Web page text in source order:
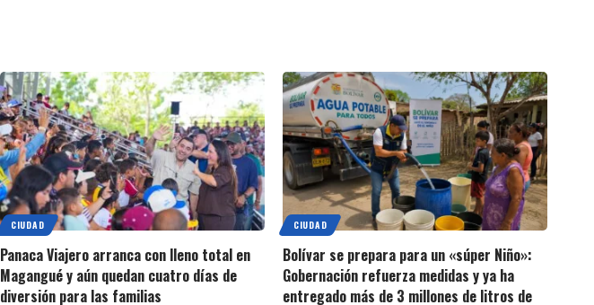
CIUDAD
Panaca Viajero arranca con lleno total en
Magangué y aún quedan cuatro días de
diversión para las familias
CIUDAD
Bolívar se prepara para un «súper Niño»:
Gobernación refuerza medidas y ya ha
entregado más de 3 millones de litros de